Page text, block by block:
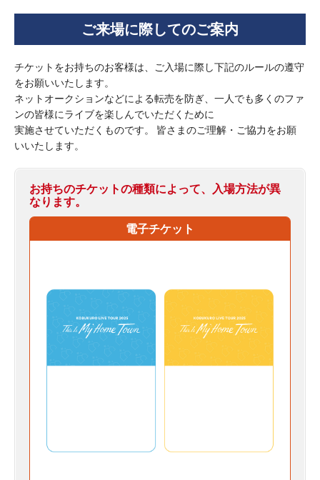
ご来場に際してのご案内
チケットをお持ちのお客様は、ご入場に際し下記のルールの遵守
をお願いいたします。
ネットオークションなどによる転売を防ぎ、一人でも多くのファ
ンの皆様にライブを楽しんでいただくために
実施させていただくものです。 皆さまのご理解・ご協力をお願
いいたします。
お持ちのチケットの種類によって、入場方法が異
なります。
電子チケット